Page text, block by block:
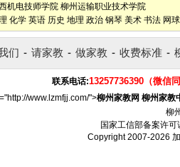
机电技师学院 柳州运输职业技术学院
化学 英语 历史 地理 政治 钢琴 美术 书法 网球
们 - 请家教 - 做家教 - 收费标准 -
联系电话:13257736390（微信
www.lzmfjj.com/">柳州家教网 柳州家教
柳
国家工信部备案许可
Copyright 2007-2026